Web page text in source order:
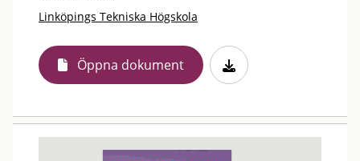
Linköpings Tekniska Högskola
Öppna dokument